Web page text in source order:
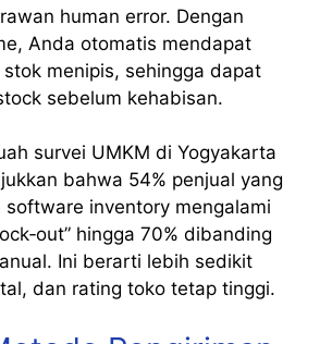
human error. Dengan
Anda otomatis mendapat
menipis, sehingga dapat
sebelum kehabisan.
survei UMKM di Yogyakarta
bahwa 54% penjual yang
software inventory mengalami
hingga 70% dibanding
Ini berarti lebih sedikit
dan rating toko tetap tinggi.